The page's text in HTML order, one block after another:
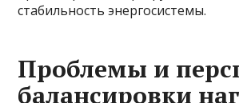
стабильность энергосистемы.
Проблемы и
балансировки